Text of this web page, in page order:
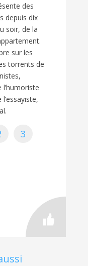
des
depuis dix
soir, de la
sur les
torrents de
3